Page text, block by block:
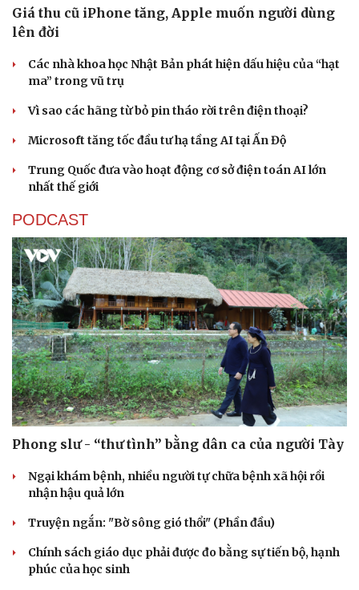
Giá thu cũ iPhone tăng, Apple muốn người dùng
lên đời
Các nhà khoa học Nhật Bản phát hiện dấu hiệu của “hạt
ma” trong vũ trụ
Vì sao các hãng từ bỏ pin tháo rời trên điện thoại?
Microsoft tăng tốc đầu tư hạ tầng AI tại Ấn Độ
Trung Quốc đưa vào hoạt động cơ sở điện toán AI lớn
nhất thế giới
PODCAST
Phong slư - “thư tình” bằng dân ca của người Tày
Ngại khám bệnh, nhiều người tự chữa bệnh xã hội rồi
nhận hậu quả lớn
Truyện ngắn: "Bờ sông gió thổi" (Phần đầu)
Chính sách giáo dục phải được đo bằng sự tiến bộ, hạnh
phúc của học sinh